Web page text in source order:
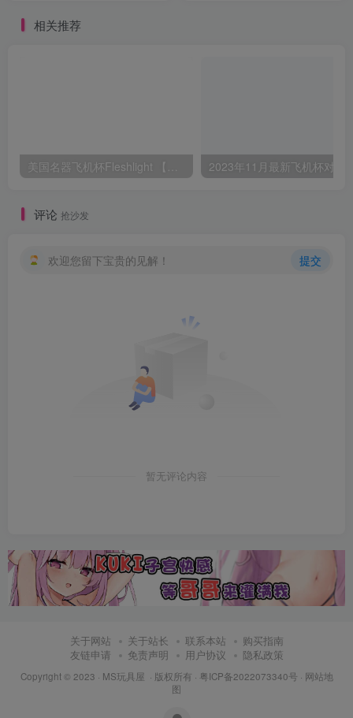
相关推荐
美国名器飞机杯Fleshlight 【Quickshot-Vantage 双头飞机杯】完全评测
评论 抢沙发
欢迎您留下宝贵的见解！ 提交
暂无评论内容
关于网站 关于站长 联系本站
购买指南
友链申请
免责声明 用户协议 隐私政策
Copyright © 2023 · MS玩具屋 · 版权所有 · 粤ICP备2022073340号 · 网站地
图